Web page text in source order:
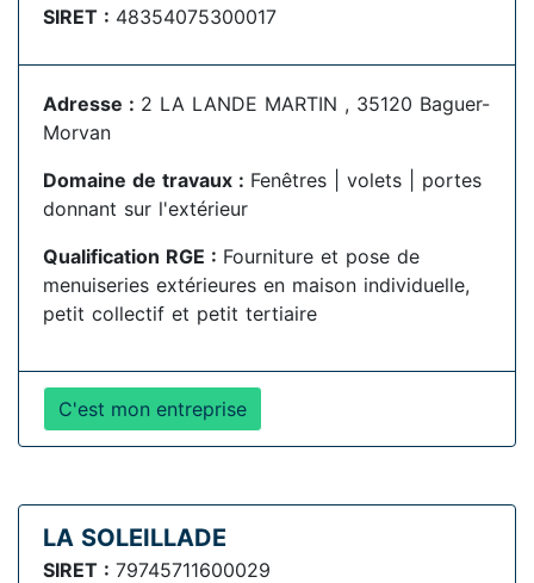
SIRET : 48354075300017
Adresse : 2 LA LANDE MARTIN , 35120 Baguer-
Morvan
Domaine de travaux : Fenêtres | volets | portes
donnant sur l'extérieur
Qualification RGE : Fourniture et pose de
menuiseries extérieures en maison individuelle,
petit collectif et petit tertiaire
C'est mon entreprise
LA SOLEILLADE
SIRET : 79745711600029